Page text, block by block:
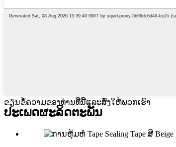
ຂຽນຂໍ້ຄວາມຂອງທ່ານທີ່ນີ້ແລະສົ່ງໃຫ້ພວກເຮົາ
ປະເພດຜະລິດຕະພັນ